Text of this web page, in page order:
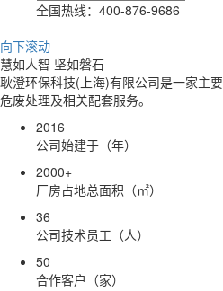
全国热线：400-876-9686
向下滚动
慧如人智 坚如磐石
耿澄环保科技(上海)有限公司是一家主
危废处理及相关配套服务。
2016
公司始建于（年）
2000+
厂房占地总面积（㎡）
36
公司技术员工（人）
50
合作客户（家）